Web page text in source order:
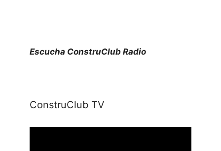
Escucha ConstruClub Radio
ConstruClub TV